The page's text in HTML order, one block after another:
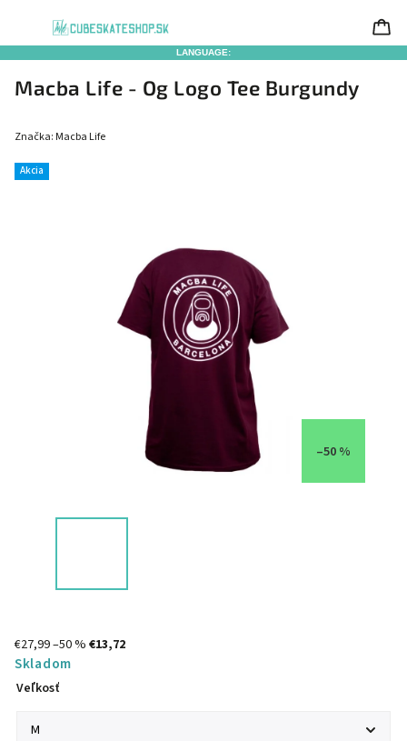
LANGUAGE:
Macba Life - Og Logo Tee Burgundy
Akcia
Značka: Macba Life
–50 %
€27,99–50 % €13,72
Skladom
Veľkosť